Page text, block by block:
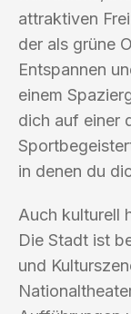
attraktiven
der als grüne
Entspannen
einem
dich auf einer
in denen du
Auch kulturell
Die Stadt ist
und